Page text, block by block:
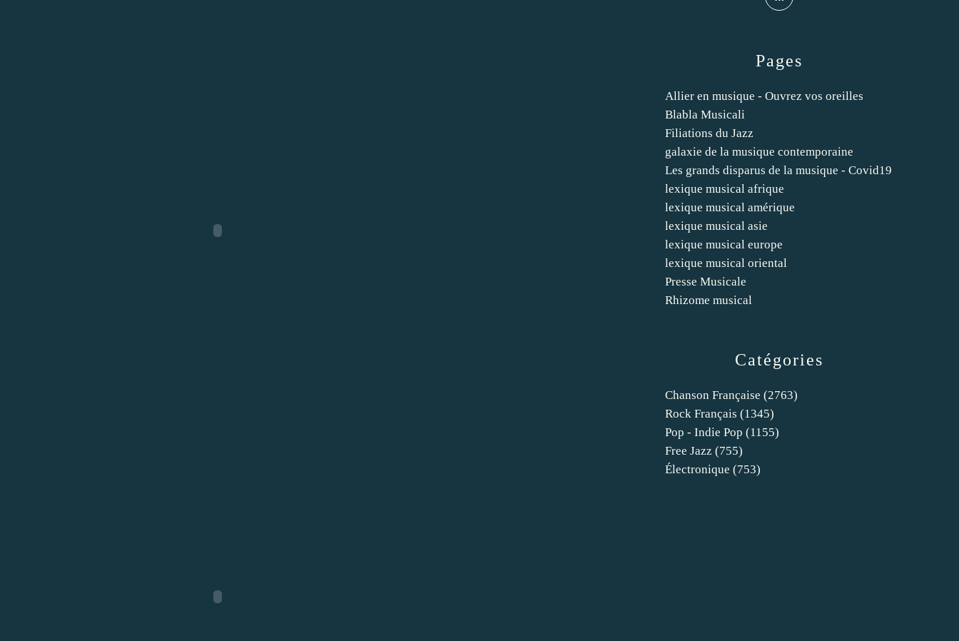
Catégories
Chanson Française (2763)
Rock Français (1345)
Pop - Indie Pop (1155)
Free Jazz (755)
Électronique (753)
Pages
Allier en musique - Ouvrez vos oreilles
Blabla Musicali
Filiations du Jazz
galaxie de la musique contemporaine
Les grands disparus de la musique - Covid19
lexique musical afrique
lexique musical amérique
lexique musical asie
lexique musical europe
lexique musical oriental
Presse Musicale
Rhizome musical